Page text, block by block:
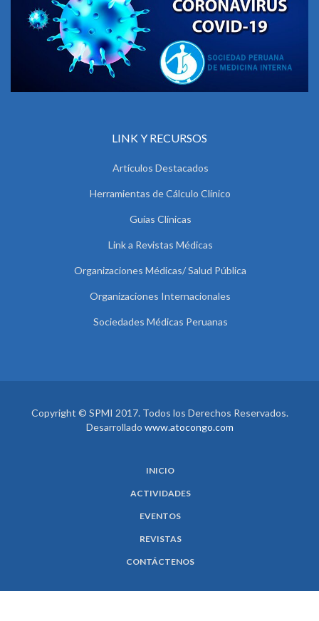
LINK Y RECURSOS
Artículos Destacados
Herramientas de Cálculo Clínico
Guías Clínicas
Link a Revistas Médicas
Organizaciones Médicas/ Salud Pública
Organizaciones Internacionales
Sociedades Médicas Peruanas
Copyright © SPMI 2017. Todos los Derechos Reservados.
Desarrollado www.atocongo.com
INICIO
ACTIVIDADES
EVENTOS
REVISTAS
CONTÁCTENOS